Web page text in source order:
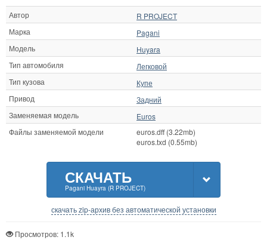
Автор
R PROJECT
Марка
Pagani
Модель
Huyara
Тип автомобиля
Легковой
Тип кузова
Купе
Привод
Задний
Заменяемая модель
Euros
Файлы заменяемой модели
euros.dff (3.22mb)
euros.txd (0.55mb)
СКАЧАТЬ
Pagani Huayra (R PROJECT)
скачать zip-архив без автоматической установки
Просмотров: 1.1k